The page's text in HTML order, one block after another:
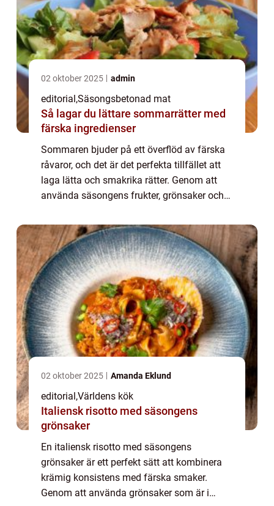
02 oktober 2025 admin
editorial,Säsongsbetonad mat
Så lagar du lättare sommarrätter med
färska ingredienser
Sommaren bjuder på ett överflöd av färska
råvaror, och det är det perfekta tillfället att
laga lätta och smakrika rätter. Genom att
använda säsongens frukter, grönsaker och
02 oktober 2025 Amanda Eklund
editorial,Världens kök
Italiensk risotto med säsongens
grönsaker
En italiensk risotto med säsongens
grönsaker är ett perfekt sätt att kombinera
krämig konsistens med färska smaker.
Genom att använda grönsaker som är i